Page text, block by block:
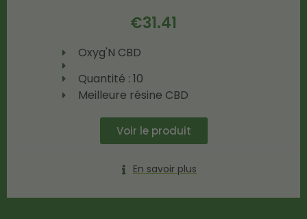
€31.41
Oxyg'N CBD
Quantité : 10
Meilleure résine CBD
Voir le produit
En savoir plus